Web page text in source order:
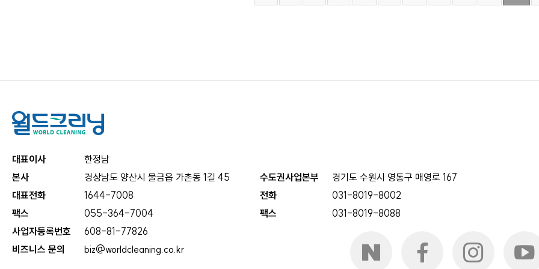
대표이사
한정남
본사
경상남도 양산시 물금읍 가촌동 1길 45
대표전화
1644-7008
팩스
055-364-7004
사업자등록번호
608-81-77826
비즈니스 문의
biz@worldcleaning.co.kr
수도권사업본부
경기도 수원시 영통구 매영로 167
전화
031-8019-8002
팩스
031-8019-8088